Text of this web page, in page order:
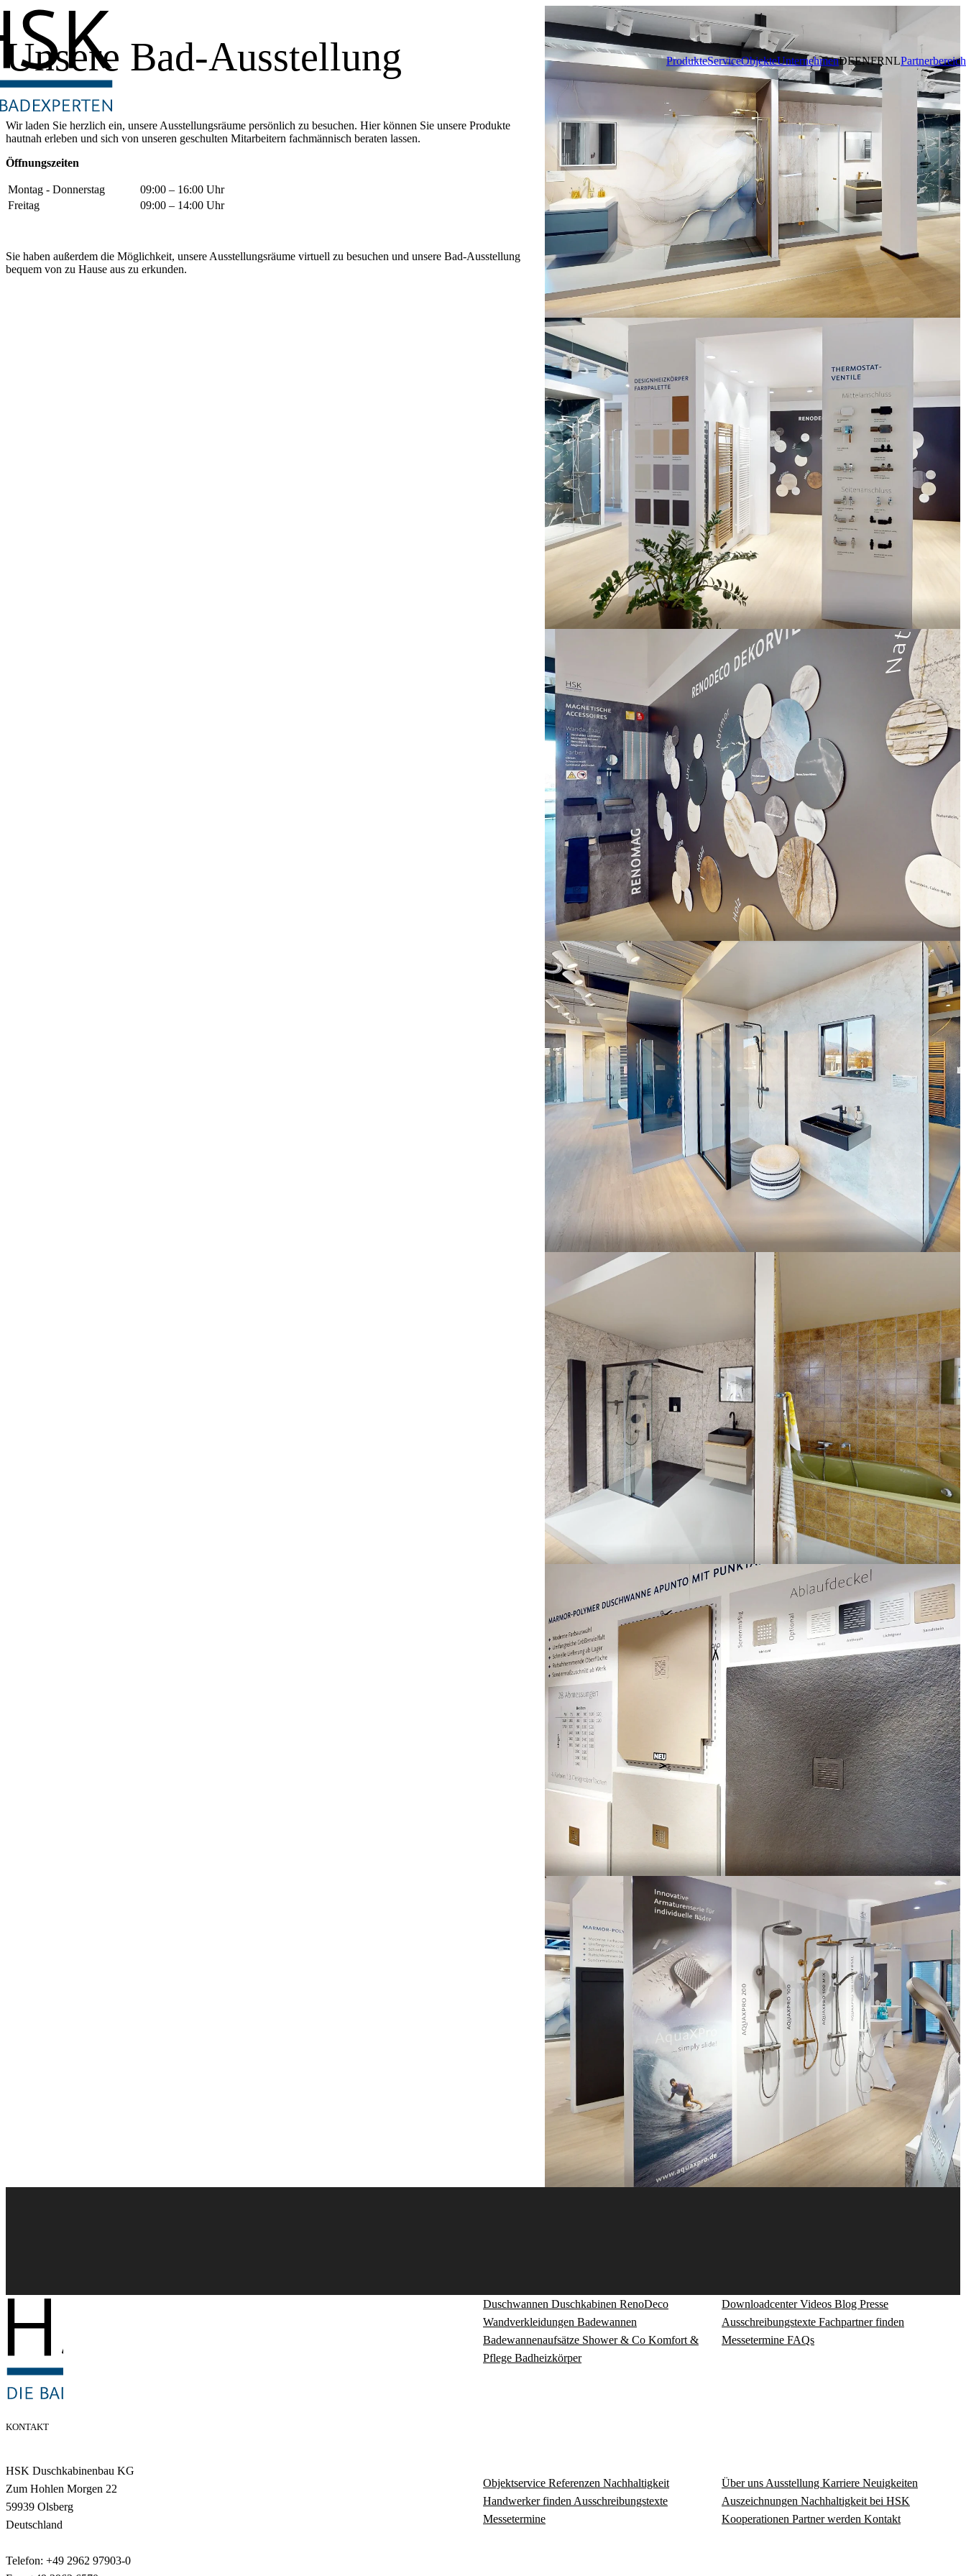
ProdukteServiceObjekteUnternehmenDEENFRNLPartnerbereich
Unsere Bad-Ausstellung
Wir laden Sie herzlich ein, unsere Ausstellungsräume persönlich zu besuchen. Hier können Sie unsere Produkte
hautnah erleben und sich von unseren geschulten Mitarbeitern fachmännisch beraten lassen.
Öffnungszeiten
Montag - Donnerstag
09:00 – 16:00 Uhr
Freitag
09:00 – 14:00 Uhr
Sie haben außerdem die Möglichkeit, unsere Ausstellungsräume virtuell zu besuchen und unsere Bad-Ausstellung
bequem von zu Hause aus zu erkunden.
KONTAKT
HSK Duschkabinenbau KG
Zum Hohlen Morgen 22
59939 Olsberg
Deutschland
Telefon: +49 2962 97903-0
Duschwannen Duschkabinen RenoDeco
Wandverkleidungen Badewannen
Badewannenaufsätze Shower & Co Komfort &
Pflege Badheizkörper
Download­centerVideos Blog Presse
Ausschreibungstexte Fachpartner finden
Messetermine FAQs
Objektservice Referenzen Nachhaltigkeit
Handwerker finden Ausschreibungstexte
Messetermine
Über uns Ausstellung Karriere Neuigkeiten
Auszeichnungen Nachhaltigkeit bei HSK
Kooperationen Partner werden Kontakt